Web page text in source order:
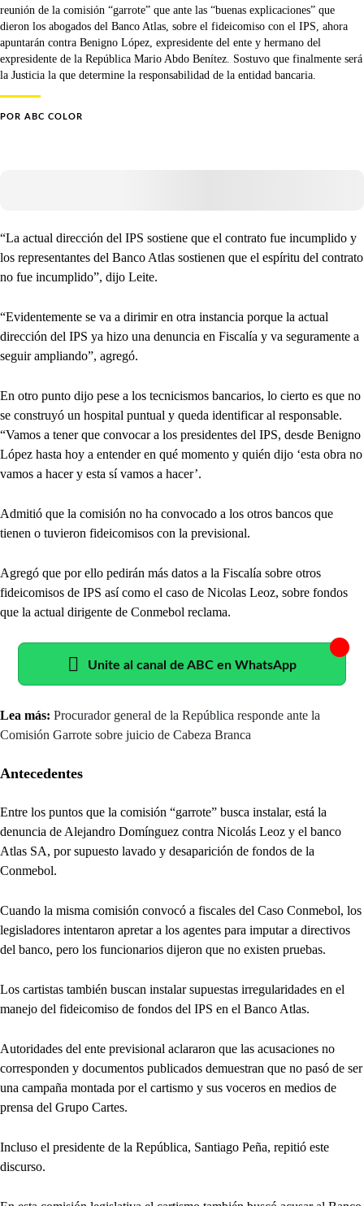
reunión de la comisión “garrote” que ante las “buenas explicaciones” que
dieron los abogados del Banco Atlas, sobre el fideicomiso con el IPS, ahora
apuntarán contra Benigno López, expresidente del ente y hermano del
expresidente de la República Mario Abdo Benítez. Sostuvo que finalmente será
la Justicia la que determine la responsabilidad de la entidad bancaria.
POR ABC COLOR
“La actual dirección del IPS sostiene que el contrato fue incumplido y
los representantes del Banco Atlas sostienen que el espíritu del contrato
no fue incumplido”, dijo Leite.
“Evidentemente se va a dirimir en otra instancia porque la actual
dirección del IPS ya hizo una denuncia en Fiscalía y va seguramente a
seguir ampliando”, agregó.
En otro punto dijo pese a los tecnicismos bancarios, lo cierto es que no
se construyó un hospital puntual y queda identificar al responsable.
“Vamos a tener que convocar a los presidentes del IPS, desde Benigno
López hasta hoy a entender en qué momento y quién dijo ‘esta obra no
vamos a hacer y esta sí vamos a hacer’.
Admitió que la comisión no ha convocado a los otros bancos que
tienen o tuvieron fideicomisos con la previsional.
Agregó que por ello pedirán más datos a la Fiscalía sobre otros
fideicomisos de IPS así como el caso de Nicolas Leoz, sobre fondos
que la actual dirigente de Conmebol reclama.
Unite al canal de ABC en WhatsApp
Lea más: Procurador general de la República responde ante la
Comisión Garrote sobre juicio de Cabeza Branca
Antecedentes
Entre los puntos que la comisión “garrote” busca instalar, está la
denuncia de Alejandro Domínguez contra Nicolás Leoz y el banco
Atlas SA, por supuesto lavado y desaparición de fondos de la
Conmebol.
Cuando la misma comisión convocó a fiscales del Caso Conmebol, los
legisladores intentaron apretar a los agentes para imputar a directivos
del banco, pero los funcionarios dijeron que no existen pruebas.
Los cartistas también buscan instalar supuestas irregularidades en el
manejo del fideicomiso de fondos del IPS en el Banco Atlas.
Autoridades del ente previsional aclararon que las acusaciones no
corresponden y documentos publicados demuestran que no pasó de ser
una campaña montada por el cartismo y sus voceros en medios de
prensa del Grupo Cartes.
Incluso el presidente de la República, Santiago Peña, repitió este
discurso.